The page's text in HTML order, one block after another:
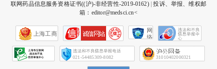
联网药品信息服务资格证书((沪)-非经营性-2019-0162)|投诉、举报、维权邮
箱：editor@medsci.cn<
上海工商
网
络
会
征
021-54485309-8082 31010402000321